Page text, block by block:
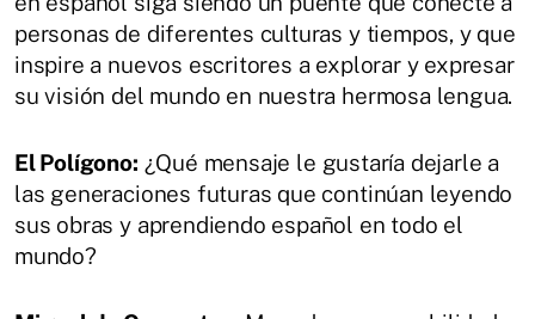
personas de diferentes culturas y tiempos, y que
inspire a nuevos escritores a explorar y expresar
su visión del mundo en nuestra hermosa lengua.
El Polígono: ¿Qué mensaje le gustaría dejarle a
las generaciones futuras que continúan leyendo
sus obras y aprendiendo español en todo el
mundo?